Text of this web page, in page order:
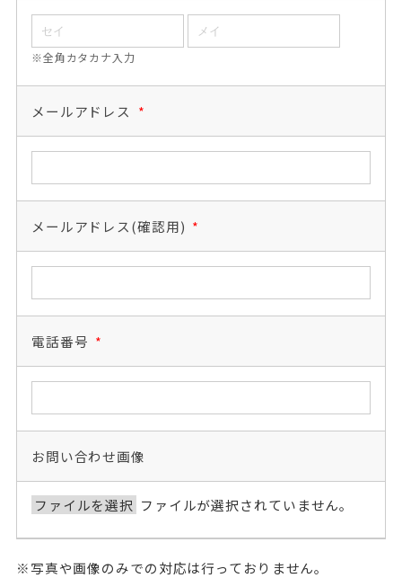
※全角カタカナ入力
メールアドレス *
メールアドレス(確認用) *
電話番号 *
お問い合わせ画像
ファイルを選択 ファイルが選択されていません。
※写真や画像のみでの対応は行っておりません。